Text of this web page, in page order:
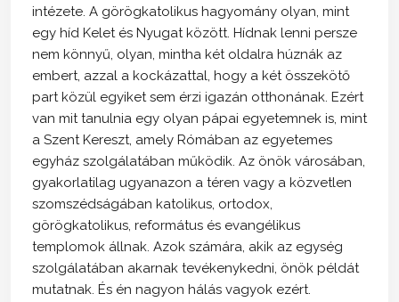
intézete. A görögkatolikus hagyomány olyan, mint
egy híd Kelet és Nyugat között. Hídnak lenni persze
nem könnyű, olyan, mintha két oldalra húznák az
embert, azzal a kockázattal, hogy a két összekötő
part közül egyiket sem érzi igazán otthonának. Ezért
van mit tanulnia egy olyan pápai egyetemnek is, mint
a Szent Kereszt, amely Rómában az egyetemes
egyház szolgálatában működik. Az önök városában,
gyakorlatilag ugyanazon a téren vagy a közvetlen
szomszédságában katolikus, ortodox,
görögkatolikus, református és evangélikus
templomok állnak. Azok számára, akik az egység
szolgálatában akarnak tevékenykedni, önök példát
mutatnak. És én nagyon hálás vagyok ezért.